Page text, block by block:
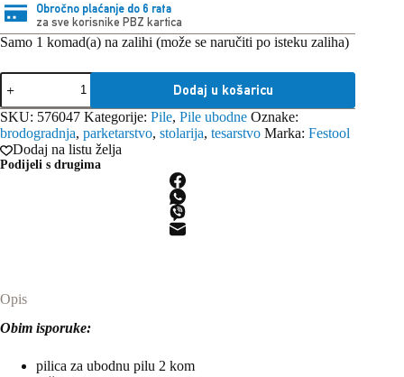
Obročno plaćanje do 6 rata
za sve korisnike PBZ kartica
Samo 1 komad(a) na zalihi (može se naručiti po isteku zaliha)
Festool
ubodna
pila
PSB
300
EQ-
Plus
Dodaj u košaricu
SKU: 576047 Kategorije: Pile, Pile ubodne Oznake:
brodogradnja, parketarstvo, stolarija, tesarstvo Marka: Festool
Dodaj na listu želja
Podijeli s drugima
Opis
Obim isporuke:
pilica za ubodnu pilu 2 kom